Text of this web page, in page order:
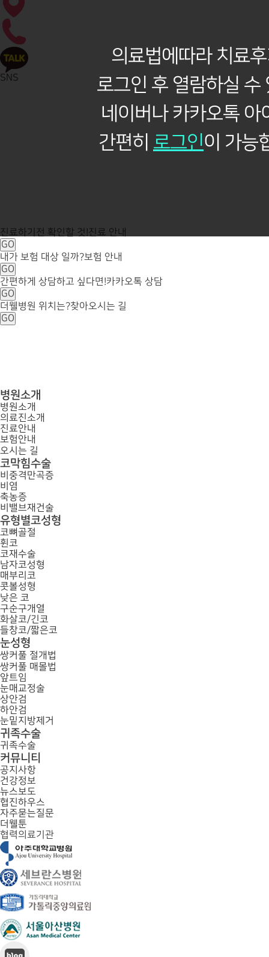
의료법에따라 치료
로그인 후 열람하실 수
네이버나 카카오톡 아
간편히 로그인이 가능
SNS
진료하기전 확인할 것!진료 안내
GO
내가 보험 대상 일까?보험 안내
GO
간편하게 상담하고 싶다면!카카오톡 상담
GO
더웰병원 위치는?찾아오시는 길
GO
병원소개
병원소개
의료진소개
진료안내
보험안내
오시는 길
코막힘수술
비중격만곡증
비염
축농증
비밸브재건술
유형별코성형
코뼈골절
휜코
코재수술
남자코성형
매부리코
콧볼성형
낮은 코
구순구개열
화살코/긴코
들창코/짧은코
눈성형
쌍커풀 절개법
쌍커풀 매몰법
앞트임
눈매교정술
상안검
하안검
눈밑지방제거
귀족수술
귀족수술
커뮤니티
공지사항
건강정보
뉴스보도
협진하우스
자주묻는질문
더웰툰
협력의료기관